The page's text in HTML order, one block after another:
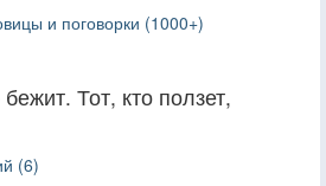
и поговорки (1000+)
Тот, кто ползет,
(6)